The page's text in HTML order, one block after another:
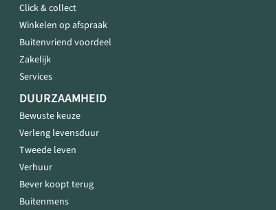
Click & collect
Winkelen op afspraak
Buitenvriend voordeel
Zakelijk
Services
DUURZAAMHEID
Bewuste keuze
Verleng levensduur
Tweede leven
Verhuur
Bever koopt terug
Buitenmens